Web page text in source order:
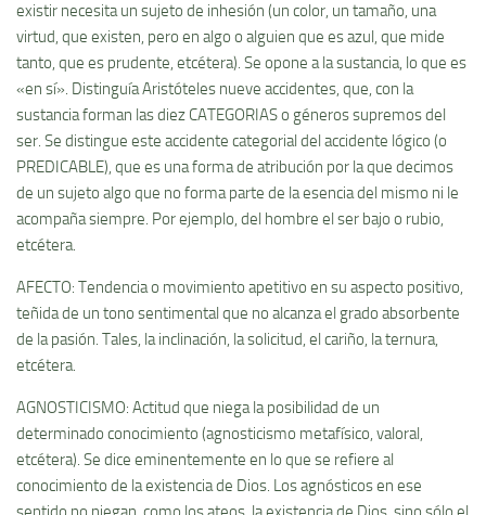
existir necesita un sujeto de inhesión (un color, un tamaño, una
virtud, que existen, pero en algo o alguien que es azul, que mide
tanto, que es prudente, etcétera). Se opone a la sustancia, lo que es
«en sí­». Distinguí­a Aristóteles nueve accidentes, que, con la
sustancia forman las diez CATEGORIAS o géneros supremos del
ser. Se distingue este accidente categorial del accidente lógico (o
PREDICABLE), que es una forma de atribución por la que decimos
de un sujeto algo que no forma parte de la esencia del mismo ni le
acompaña siempre. Por ejemplo, del hombre el ser bajo o rubio,
etcétera.
AFECTO: Tendencia o movimiento apetitivo en su aspecto positivo,
teñida de un tono sentimental que no alcanza el grado absorbente
de la pasión. Tales, la inclinación, la solicitud, el cariño, la ternura,
etcétera.
AGNOSTICISMO: Actitud que niega la posibilidad de un
determinado conocimiento (agnosticismo metafí­sico, valoral,
etcétera). Se dice eminentemente en lo que se refiere al
conocimiento de la existencia de Dios. Los agnósticos en ese